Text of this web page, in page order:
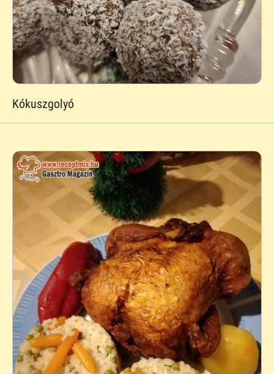
Kókuszgolyó